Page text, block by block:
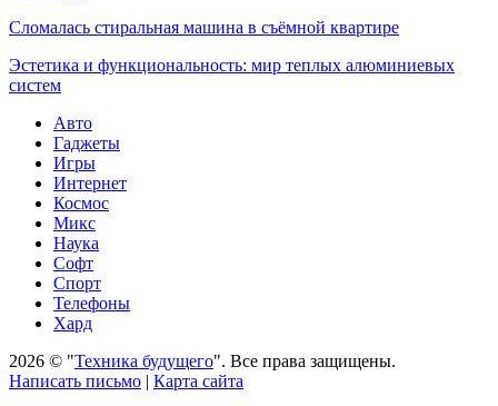
Сломалась стиральная машина в съёмной квартире
Эстетика и функциональность: мир теплых алюминиевых
систем
Авто
Гаджеты
Игры
Интернет
Космос
Микс
Наука
Софт
Спорт
Телефоны
Хард
2026 © "Техника будущего". Все права защищены.
Написать письмо | Карта сайта